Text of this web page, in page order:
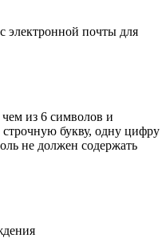
электронной почты для
из 6 символов и
букву, одну цифру
не должен содержать